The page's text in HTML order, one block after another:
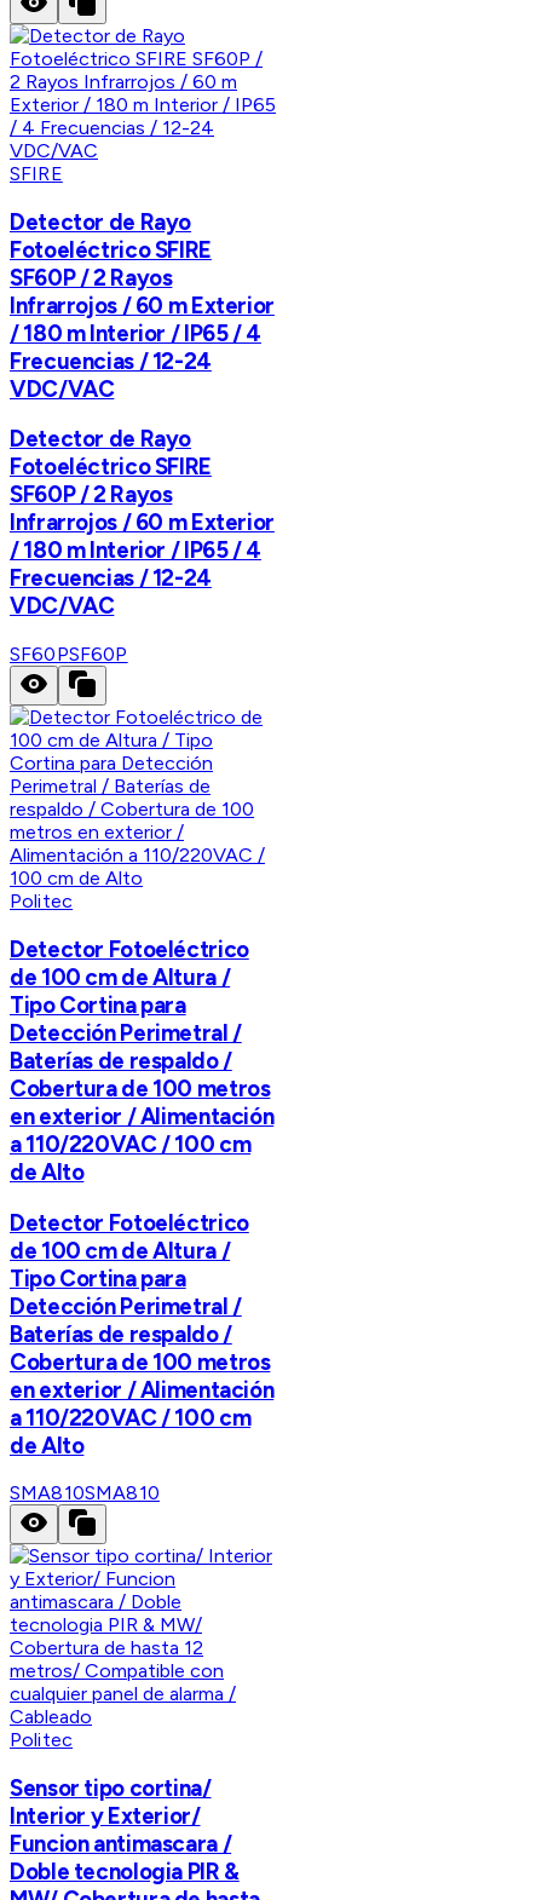
SFIRE
Detector de Rayo
Fotoeléctrico SFIRE
SF60P / 2 Rayos
Infrarrojos / 60 m Exterior
/ 180 m Interior / IP65 / 4
Frecuencias / 12-24
VDC/VAC
Detector de Rayo
Fotoeléctrico SFIRE
SF60P / 2 Rayos
Infrarrojos / 60 m Exterior
/ 180 m Interior / IP65 / 4
Frecuencias / 12-24
VDC/VAC
SF60PSF60P
Politec
Detector Fotoeléctrico
de 100 cm de Altura /
Tipo Cortina para
Detección Perimetral /
Baterías de respaldo /
Cobertura de 100 metros
en exterior / Alimentación
a 110/220VAC / 100 cm
de Alto
Detector Fotoeléctrico
de 100 cm de Altura /
Tipo Cortina para
Detección Perimetral /
Baterías de respaldo /
Cobertura de 100 metros
en exterior / Alimentación
a 110/220VAC / 100 cm
de Alto
SMA810SMA810
Politec
Sensor tipo cortina/
Interior y Exterior/
Funcion antimascara /
Doble tecnologia PIR &